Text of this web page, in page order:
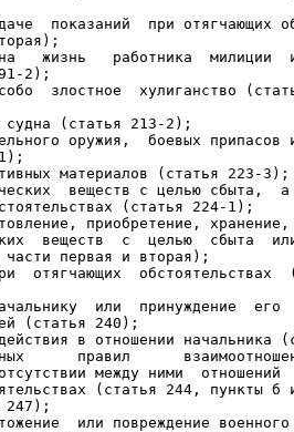
показаний  при отягчающих
жизнь   работника  милиции
злостное  хулиганство
оружия,  боевых припасов
веществ с целью сбыта,
приобретение,
веществ  с  целью  сбыта
отягчающих  обстоятельствах
или  принуждение  его
правил
между ними  отношений
(статья 244, пункты
или повреждение